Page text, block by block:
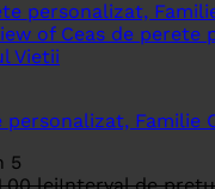
personalizat, Familie
5